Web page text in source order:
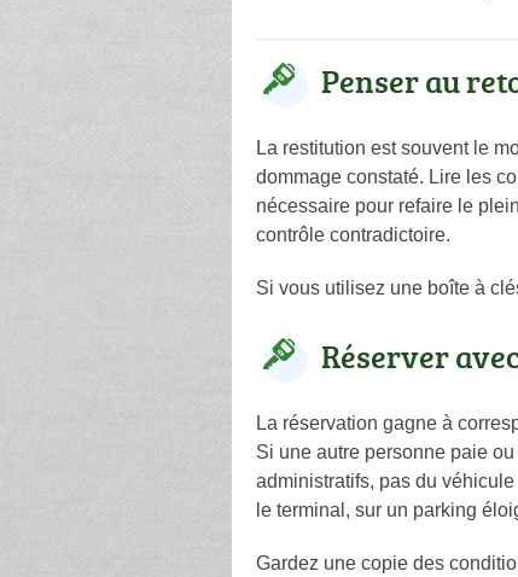
Penser au
La restitution est souvent le
dommage constaté. Lire les
nécessaire pour refaire le
contrôle contradictoire.
Si vous utilisez une boîte à
Réserver
La réservation gagne à
Si une autre personne paie
administratifs, pas du
le terminal, sur un parking
Gardez une copie des